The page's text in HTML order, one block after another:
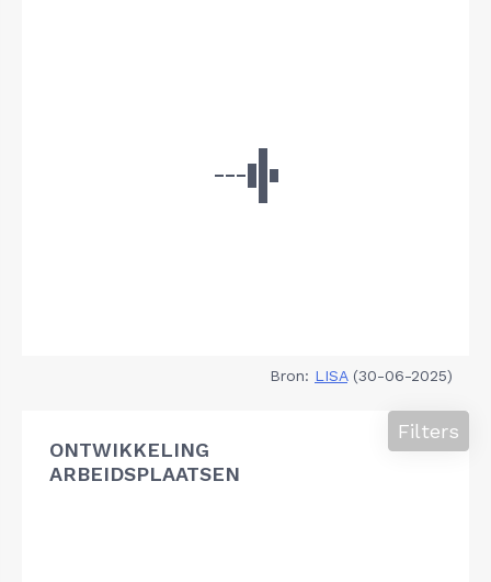
Bron: LISA(30-06-2025)
ONTWIKKELING
ARBEIDSPLAATSEN
Filters